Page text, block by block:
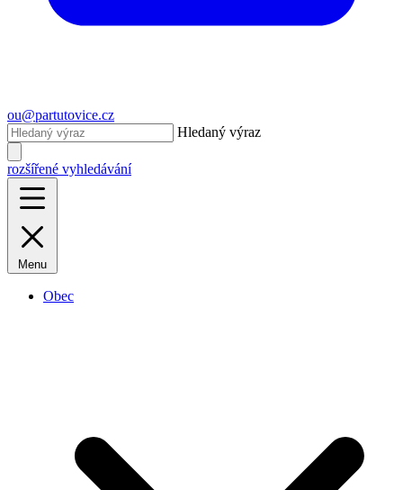
ou@partutovice.cz
Hledaný výraz
rozšířené vyhledávání
Menu
Obec